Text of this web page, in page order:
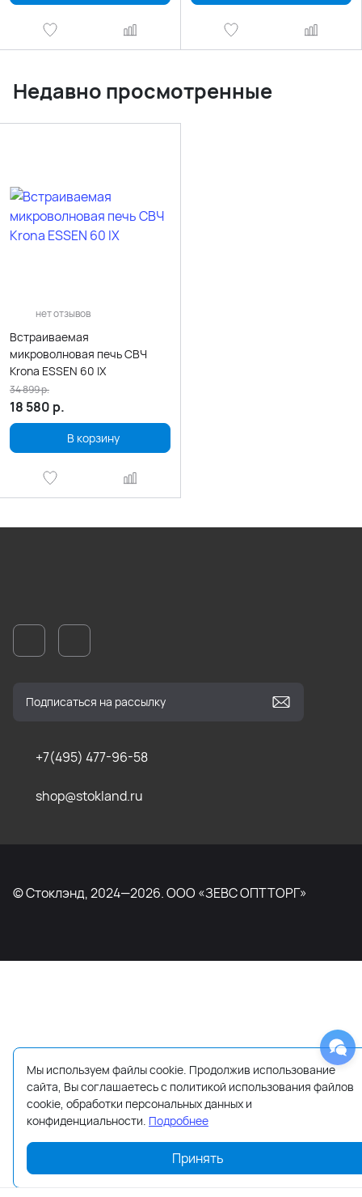
Недавно просмотренные
нет отзывов
Встраиваемая
микроволновая печь СВЧ
Krona ESSEN 60 IX
18 580 р.
34 899р.
В корзину
+7(495) 477-96-58
shop@stokland.ru
© Стоклэнд, 2024—2026. ООО «ЗЕВС ОПТТОРГ»
Мы используем файлы cookie. Продолжив использование
сайта, Вы соглашаетесь с политикой использования файлов
cookie, обработки персональных данных и
конфиденциальности. Подробнее
Принять